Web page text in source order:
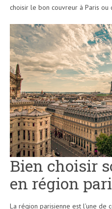
choisir le bon couvreur à Paris ou
Bien choisir
en région
La région parisienne est l’une de